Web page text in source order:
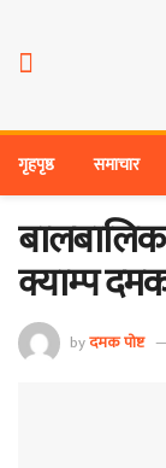
गृहपृष्ठ समाचार
क्याम्प
byदमक पोष्ट